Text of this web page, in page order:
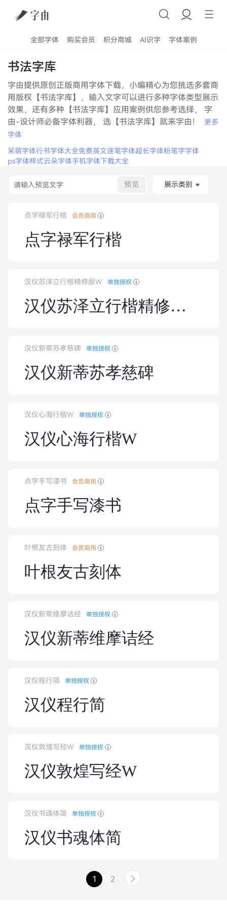
全部字体 购买会员 积分商城 AI识字 字体案例
书法字库
字由提供原创正版商用字体下载，小编精心为您挑选多套商
用版权【书法字库】，输入文字可以进行多种字体类型展示
效果，还有多种【书法字库】应用案例供您参考选择， 字
由-设计师必备字体利器， 选【书法字库】就来字由！
更多
字体
呆萌字体行书字体大全免费英文连笔字体超长字体粉笔字字体
ps字体样式云朵字体手机字体下载大全
预览 展示类别
点字禄军行楷 会员商用
点字禄军行楷
汉仪苏泽立行楷精修版W 单独授权
汉仪苏泽立行楷精修版W
汉仪新蒂苏孝慈碑 单独授权
汉仪新蒂苏孝慈碑
汉仪心海行楷W 单独授权
汉仪心海行楷W
点字手写漆书 会员商用
点字手写漆书
叶根友古刻体 会员商用
叶根友古刻体
汉仪新蒂维摩诘经 单独授权
汉仪新蒂维摩诘经
汉仪程行简 单独授权
汉仪程行简
汉仪敦煌写经W 单独授权
汉仪敦煌写经W
汉仪书魂体简 单独授权
汉仪书魂体简
1 2 